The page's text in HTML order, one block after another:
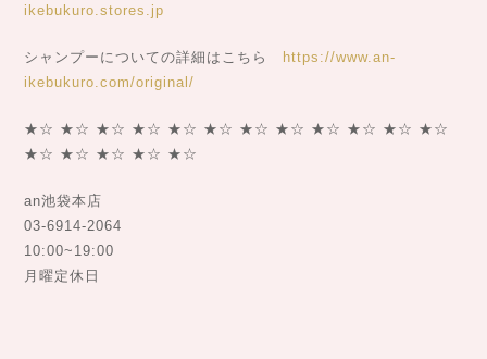
ikebukuro.stores.jp
シャンプーについての詳細はこちら
https://www.an-
ikebukuro.com/original/
★☆ ★☆ ★☆ ★☆ ★☆ ★☆ ★☆ ★☆ ★☆ ★☆ ★☆ ★☆
★☆ ★☆ ★☆ ★☆ ★☆
an池袋本店
03-6914-2064
10:00~19:00
月曜定休日